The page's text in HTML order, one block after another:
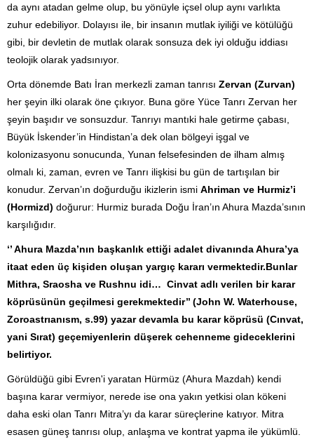
da aynı atadan gelme olup, bu yönüyle içsel olup aynı varlıkta
zuhur edebiliyor. Dolayısı ile, bir insanın mutlak iyiliği ve kötülüğü
gibi, bir devletin de mutlak olarak sonsuza dek iyi olduğu iddiası
teolojik olarak yadsınıyor.
Orta dönemde Batı İran merkezli zaman tanrısı Zervan (Zurvan)
her şeyin ilki olarak öne çıkıyor. Buna göre Yüce Tanrı Zervan her
şeyin başıdır ve sonsuzdur. Tanrıyı mantıki hale getirme çabası,
Büyük İskender’in Hindistan’a dek olan bölgeyi işgal ve
kolonizasyonu sonucunda, Yunan felsefesinden de ilham almış
olmalı ki, zaman, evren ve Tanrı ilişkisi bu gün de tartışılan bir
konudur. Zervan’ın doğurduğu ikizlerin ismi Ahriman ve Hurmiz’i
(Hormizd) doğurur: Hurmiz burada Doğu İran’ın Ahura Mazda’sının
karşılığıdır.
‘’Ahura Mazda’nın başkanlık ettiği adalet divanında Ahura’ya
itaat eden üç kişiden oluşan yargıç kararı vermektedir.Bunlar
Mithra, Sraosha ve Rushnu idi… Cinvat adlı verilen bir karar
köprüsünün geçilmesi gerekmektedir’’ (John W. Waterhouse,
Zoroastrıanısm, s.99) yazar devamla bu karar köprüsü (Cınvat,
yani Sırat) geçemiyenlerin düşerek cehenneme gideceklerini
belirtiyor.
Görüldüğü gibi Evren'i yaratan Hürmüz (Ahura Mazdah) kendi
başına karar vermiyor, nerede ise ona yakın yetkisi olan kökeni
daha eski olan Tanrı Mitra’yı da karar süreçlerine katıyor. Mitra
esasen güneş tanrısı olup, anlaşma ve kontrat yapma ile yükümlü.